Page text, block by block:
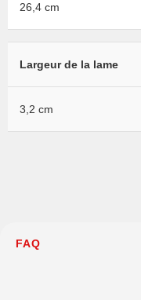
26,4 cm
Largeur de la lame
3,2 cm
FAQ